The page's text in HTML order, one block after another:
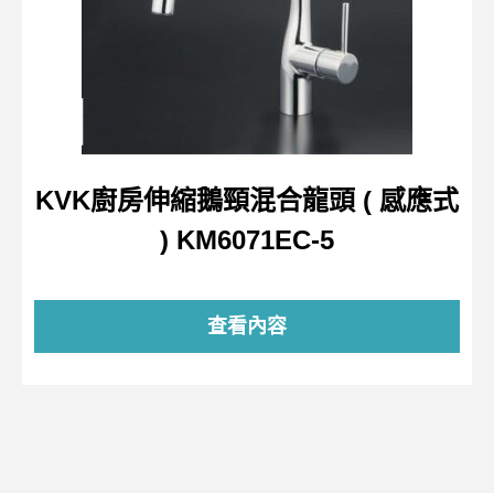
KVK廚房伸縮鵝頸混合龍頭 ( 感應式
) KM6071EC-5
查看內容